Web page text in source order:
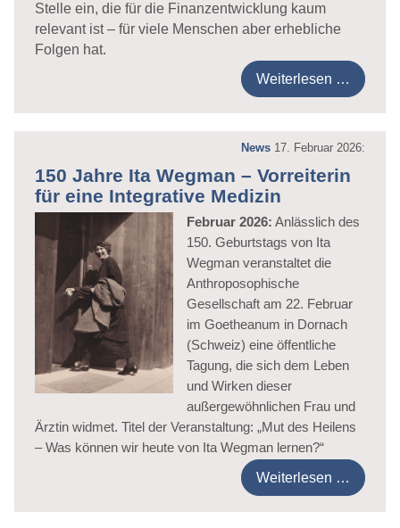
Stelle ein, die für die Finanzentwicklung kaum
relevant ist – für viele Menschen aber erhebliche
Folgen hat.
Weiterlesen …
News 17. Februar 2026:
150 Jahre Ita Wegman – Vorreiterin
für eine Integrative Medizin
Februar 2026: Anlässlich des
150. Geburtstags von Ita
Wegman veranstaltet die
Anthroposophische
Gesellschaft am 22. Februar
im Goetheanum in Dornach
(Schweiz) eine öffentliche
Tagung, die sich dem Leben
und Wirken dieser
außergewöhnlichen Frau und
Ärztin widmet. Titel der Veranstaltung: „Mut des Heilens
– Was können wir heute von Ita Wegman lernen?“
Weiterlesen …